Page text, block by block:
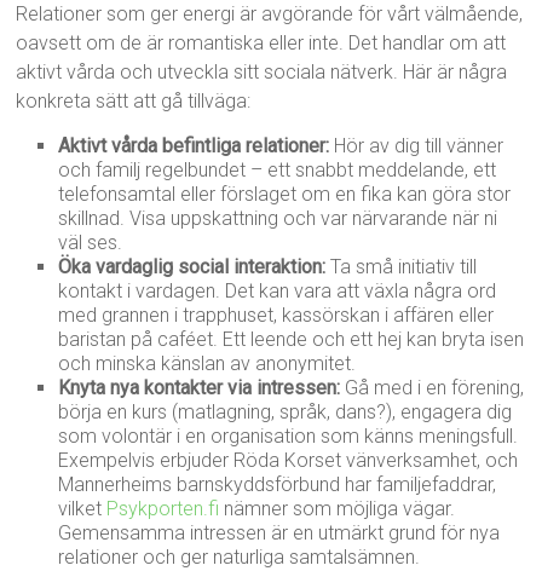
Relationer som ger energi är avgörande för vårt välmående,
oavsett om de är romantiska eller inte. Det handlar om att
aktivt vårda och utveckla sitt sociala nätverk. Här är några
konkreta sätt att gå tillväga:
Aktivt vårda befintliga relationer: Hör av dig till vänner
och familj regelbundet – ett snabbt meddelande, ett
telefonsamtal eller förslaget om en fika kan göra stor
skillnad. Visa uppskattning och var närvarande när ni
väl ses.
Öka vardaglig social interaktion: Ta små initiativ till
kontakt i vardagen. Det kan vara att växla några ord
med grannen i trapphuset, kassörskan i affären eller
baristan på caféet. Ett leende och ett hej kan bryta isen
och minska känslan av anonymitet.
Knyta nya kontakter via intressen: Gå med i en förening,
börja en kurs (matlagning, språk, dans?), engagera dig
som volontär i en organisation som känns meningsfull.
Exempelvis erbjuder Röda Korset vänverksamhet, och
Mannerheims barnskyddsförbund har familjefaddrar,
vilket Psykporten.fi nämner som möjliga vägar.
Gemensamma intressen är en utmärkt grund för nya
relationer och ger naturliga samtalsämnen.